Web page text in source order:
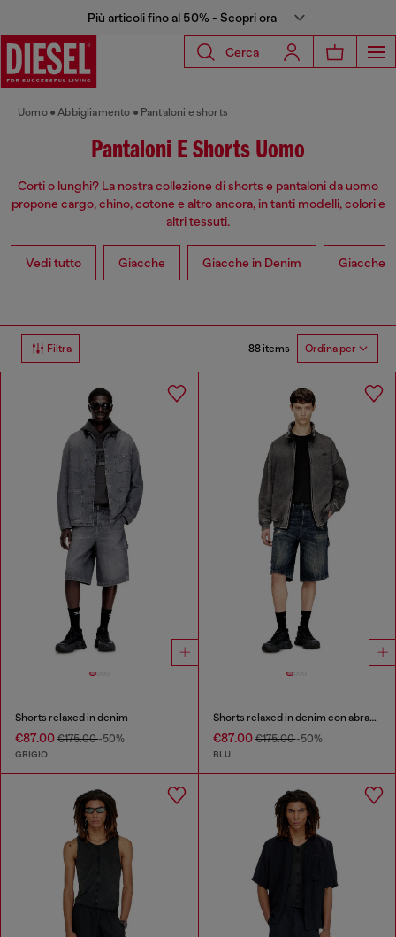
Più articoli fino al 50% - Scopri ora
Cerca
Uomo Abbigliamento Pantaloni e shorts
Pantaloni E Shorts Uomo
Corti o lunghi? La nostra collezione di shorts e pantaloni da uomo
propone cargo, chino, cotone e altro ancora, in tanti modelli, colori e
altri tessuti.
Vedi tutto Giacche Giacche in Denim Giacche
Filtra 88 items Ordina per
Shorts relaxed in denim
€87.00 €175.00-50%
GRIGIO
Shorts relaxed in denim con abrasioni
€87.00€175.00-50%
BLU